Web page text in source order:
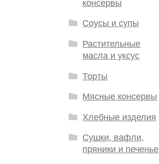
консервы
Соусы и супы
Растительные
масла и уксус
Торты
Мясные консервы
Хлебные изделия
Сушки, вафли,
пряники и печенье